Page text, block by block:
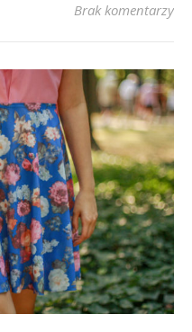
Brak komentarzy